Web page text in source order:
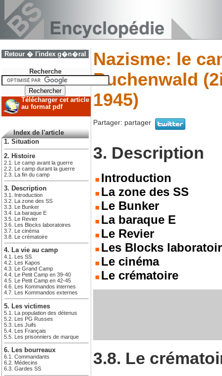
Retour � l'index g�n�ral
Recherche
Télécharger cet article
au format pdf
Index de l'article
1. Situation
2. Histoire
2.1. Le camp avant la guerre
2.2. Le camp durant la guerre
2.3. La fin du camp
3. Description
3.1. Introduction
3.2. La zone des SS
3.3. Le Bunker
3.4. La baraque E
3.5. Le Revier
3.6. Les Blocks laboratoires
3.7. Le cinéma
3.8. Le crématoire
4. La vie au camp
4.1. Les SS
4.2. Les Kapos
4.3. Le Grand Camp
4.4. Le Petit Camp en 39-40
4.5. Le Petit Camp en 42-45
4.6. Les Kommandos internes
4.7. Les Kommandos externes
5. Les victimes
5.1. La population des détenus
5.2. Les PG Russes
5.3. Les Juifs
5.4. Les Français
5.5. Les prisonniers de marque
6. Les bourreaux
6.1. Commandants
6.2. Médecins
6.3. Gardes SS
Nazisme: le
Buchenwald
1945)
Partager: partager
3. Description
Introduction
La zone des SS
Le Bunker
La baraque E
Le Revier
Les Blocks
Le cinéma
Le crématoire
3.8. Le